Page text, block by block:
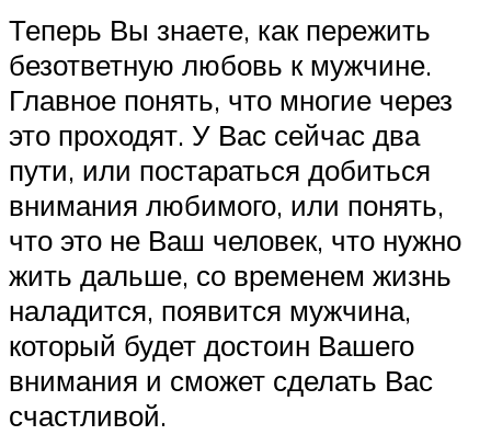
Теперь Вы знаете, как пережить
безответную любовь к мужчине.
Главное понять, что многие через
это проходят. У Вас сейчас два
пути, или постараться добиться
внимания любимого, или понять,
что это не Ваш человек, что нужно
жить дальше, со временем жизнь
наладится, появится мужчина,
который будет достоин Вашего
внимания и сможет сделать Вас
счастливой.